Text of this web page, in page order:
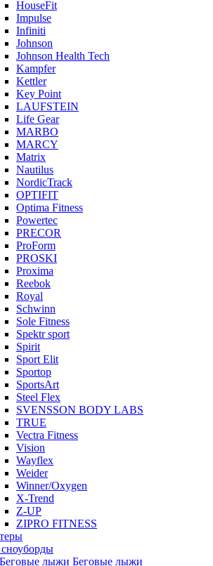
HouseFit
Impulse
Infiniti
Johnson
Johnson Health Tech
Kampfer
Kettler
Key Point
LAUFSTEIN
Life Gear
MARBO
MARCY
Matrix
Nautilus
NordicTrack
OPTIFIT
Optima Fitness
Powertec
PRECOR
ProForm
PROSKI
Proxima
Reebok
Royal
Schwinn
Sole Fitness
Spektr sport
Spirit
Sport Elit
Sportop
SportsArt
Steel Flex
SVENSSON BODY LABS
TRUE
Vectra Fitness
Vision
Wayflex
Weider
Winner/Oxygen
X-Trend
Z-UP
ZIPRO FITNESS
Беговые лыжи